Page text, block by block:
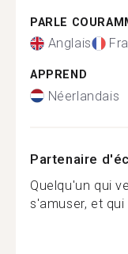
PARLE
Anglais
APPREND
Néerlandais
Partenaire
Quelqu'un qui
s'amuser, et qui